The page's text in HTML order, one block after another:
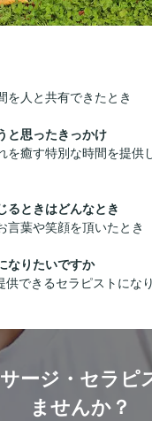
を人と共有できたとき
と思ったきっかけ
を癒す特別な時間を提供
るときはどんなとき
言葉や笑顔を頂いたとき
なりたいですか
できるセラピストにな
ージ・セラピ
ませんか？